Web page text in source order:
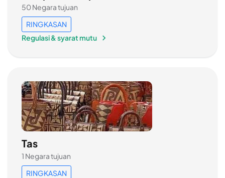
50 Negara tujuan
RINGKASAN
Regulasi & syarat mutu
Tas
1 Negara tujuan
RINGKASAN